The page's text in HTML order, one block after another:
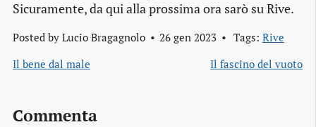
Sicuramente, da qui alla prossima ora sarò su Rive.
Posted by Lucio Bragagnolo 26 gen 2023 Tags: Rive
Il bene dal male
Il fascino del vuoto
Commenta